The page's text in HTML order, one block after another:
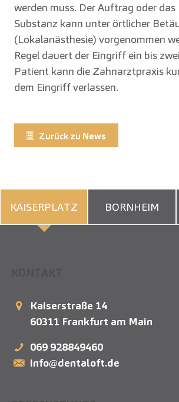
werden muss. Der Auftrag oder
Substanz kann unter örtlicher
(Lokalanästhesie) vorgenommen
Regel dauert der Eingriff ein bis
Patient kann die Zahnarztpraxis
dem Eingriff verlassen.
Zurück zu News
KAISERPLATZ BORNHEIM
Kaiserstraße 14
60311 Frankfurt am Main
069 928849460
info@dentaloft.de